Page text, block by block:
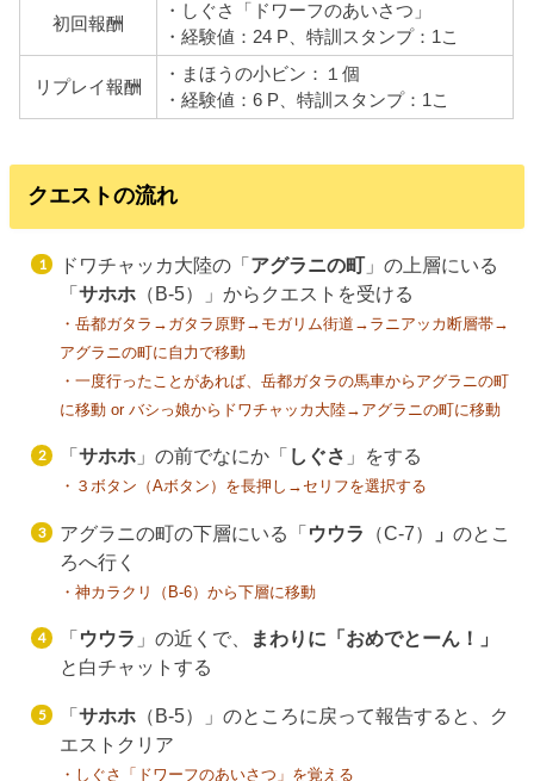
初回報酬
・しぐさ「ドワーフのあいさつ」
・経験値：24 P、 特訓スタンプ：1こ
リプレイ報酬
・まほうの小ビン：１個
・経験値：6 P、特訓スタンプ：1こ
クエストの流れ
ドワチャッカ大陸の「アグラニの町」の上層にいる
「サホホ（B-5）」からクエストを受ける
・岳都ガタラ→ガタラ原野→モガリム街道→ラニアッカ断層帯→
アグラニの町に自力で移動
・一度行ったことがあれば、岳都ガタラの馬車からアグラニの町
に移動 or バシっ娘からドワチャッカ大陸→アグラニの町に移動
「 サホホ」の前でなにか「 しぐさ 」をする
・３ボタン（Aボタン）を長押し→セリフを選択する
アグラニの町の下層にいる「ウウラ （C-7） 」 のとこ
ろへ行く
・神カラクリ（B-6）から下層に移動
「ウウラ 」の近くで、
まわりに「おめでとーん！」
と白チャットする
「サホホ（B-5）」のところに戻って報告すると、ク
エストクリア
・しぐさ「ドワーフのあいさつ」を覚える